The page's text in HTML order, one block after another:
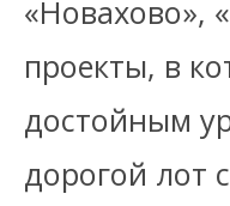
«Новахово»,
проекты, в
достойным
дорогой лот